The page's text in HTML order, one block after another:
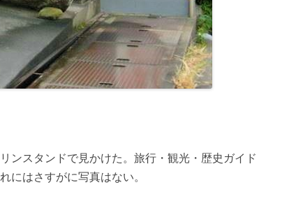
ンスタンドで見かけた。旅行・観光・歴史ガイド
にはさすがに写真はない。